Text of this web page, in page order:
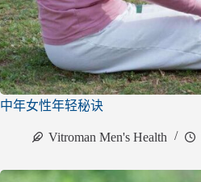
中年女性年轻秘诀
Vitroman Men's Health